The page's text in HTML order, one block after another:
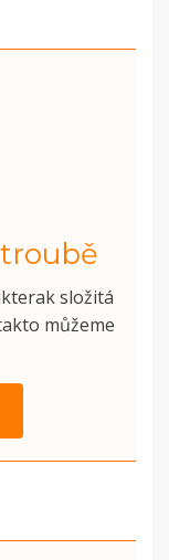
složitá
můžeme